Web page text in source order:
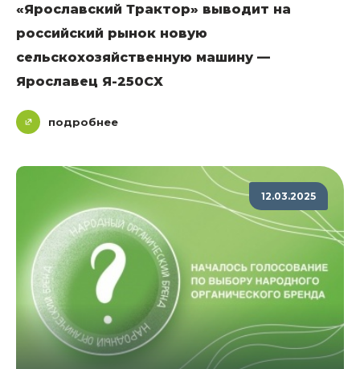
«Ярославский Трактор» выводит на
российский рынок новую
сельскохозяйственную машину —
Ярославец Я-250СХ
подробнее
12.03.2025